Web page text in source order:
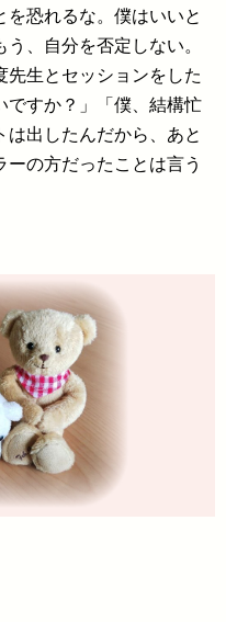
恐れるな。僕はいいと
、自分を否定しない。
先生とセッションをした
ですか？」「僕、結構忙
は出したんだから、あと
の方だったことは言う